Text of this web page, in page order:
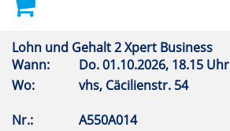
Lohn und Gehalt 2 Xpert Business
Wann:
Do.01.10.2026, 18.15 Uhr
Wo:
vhs, Cäcilienstr. 54
Nr.:
A550A014